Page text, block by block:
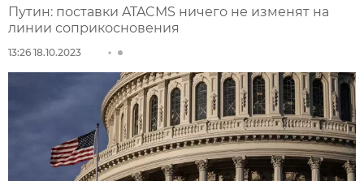
Путин: поставки ATACMS ничего не изменят на
линии соприкосновения
13:26 18.10.2023